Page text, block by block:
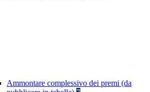
Ammontare complessivo dei premi (da